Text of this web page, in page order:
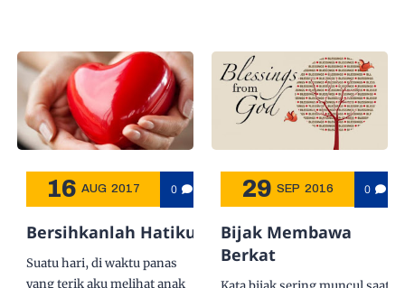
16 AUG 2017 0
Bersihkanlah Hatiku
Suatu hari, di waktu panas
yang terik aku melihat anak
29 SEP 2016 0
Bijak Membawa
Berkat